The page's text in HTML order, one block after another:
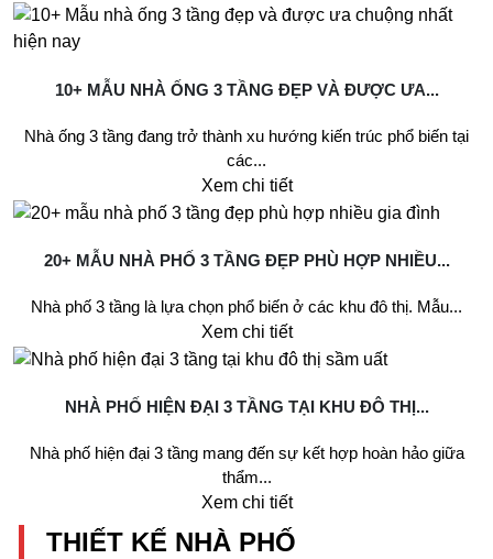
10+ MẪU NHÀ ỐNG 3 TẦNG ĐẸP VÀ ĐƯỢC ƯA...
Nhà ống 3 tầng đang trở thành xu hướng kiến trúc phổ biến tại
các...
Xem chi tiết
20+ MẪU NHÀ PHỐ 3 TẦNG ĐẸP PHÙ HỢP NHIỀU...
Nhà phố 3 tầng là lựa chọn phổ biến ở các khu đô thị. Mẫu...
Xem chi tiết
NHÀ PHỐ HIỆN ĐẠI 3 TẦNG TẠI KHU ĐÔ THỊ...
Nhà phố hiện đại 3 tầng mang đến sự kết hợp hoàn hảo giữa
thẩm...
Xem chi tiết
THIẾT KẾ NHÀ PHỐ